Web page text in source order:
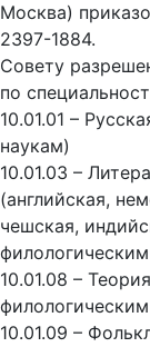
Москва)
2397-1884.
Совету
по
10.01.01 –
наукам)
10.01.03 –
(английская,
чешская,
10.01.08 –
10.01.09 –